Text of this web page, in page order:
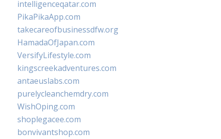
intelligenceqatar.com
PikaPikaApp.com
takecareofbusinessdfw.org
HamadaOfJapan.com
VersifyLifestyle.com
kingscreekadventures.com
antaeuslabs.com
purelycleanchemdry.com
WishOping.com
shoplegacee.com
bonvivantshop.com